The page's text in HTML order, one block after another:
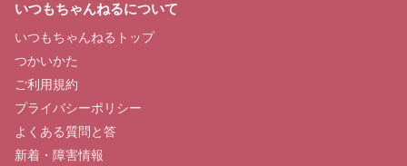
いつもちゃんねるについて
いつもちゃんねるトップ
つかいかた
ご利用規約
プライバシーポリシー
よくある質問と答
新着・障害情報